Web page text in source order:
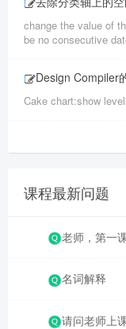
change the value of
be no consecutive
Design Compiler
Cake chart:show
课程最新问题
老师，第一
名词解释
请问老师上